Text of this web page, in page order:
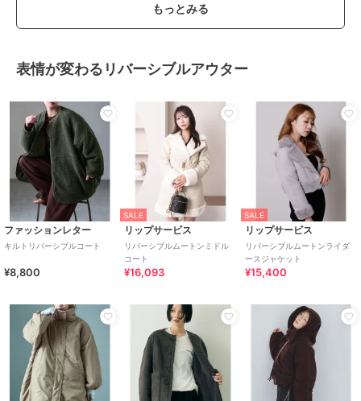
もっとみる
表情が変わるリバーシブルアウター
ファッションレター
キルトリバーシブルコート
¥8,800
SALE
リップサービス
リバーシブルムートンミドル
コート
¥16,093
SALE
リップサービス
リバーシブルムートンライダ
ースジャケット
¥15,400